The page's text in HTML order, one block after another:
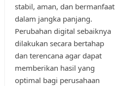
stabil, aman, dan bermanfaat
dalam jangka panjang.
Perubahan digital sebaiknya
dilakukan secara bertahap
dan terencana agar dapat
memberikan hasil yang
optimal bagi perusahaan